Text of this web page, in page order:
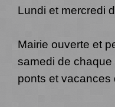
Lundi et mercredi
Mairie ouverte et
samedi de chaque
ponts et vacances